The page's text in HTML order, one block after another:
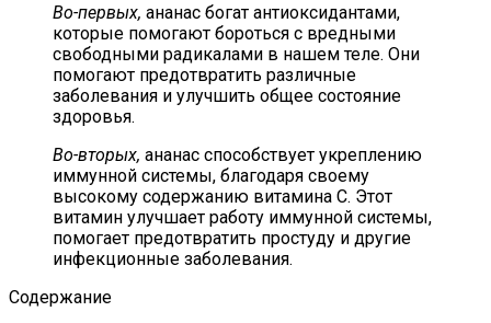
Во-первых, ананас богат антиоксидантами,
которые помогают бороться с вредными
свободными радикалами в нашем теле. Они
помогают предотвратить различные
заболевания и улучшить общее состояние
здоровья.
Во-вторых, ананас способствует укреплению
иммунной системы, благодаря своему
высокому содержанию витамина С. Этот
витамин улучшает работу иммунной системы,
помогает предотвратить простуду и другие
инфекционные заболевания.
Содержание